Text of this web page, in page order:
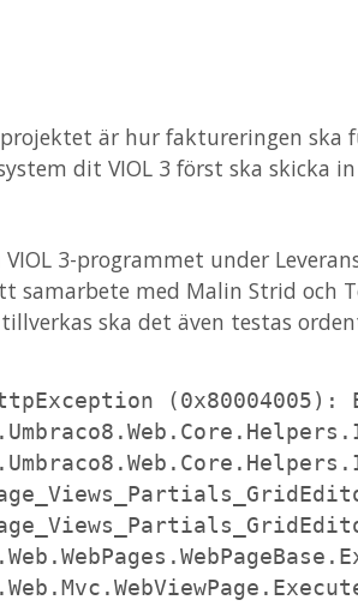
är hur faktureringen ska
dit VIOL 3 först ska skicka
3-programmet under
samarbete med Malin Strid och
ska det även testas